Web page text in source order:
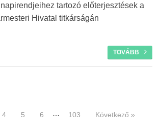
tartozó előterjesztések a
Hivatal titkárságán
TOVÁBB
4 5 6 103 Következő »